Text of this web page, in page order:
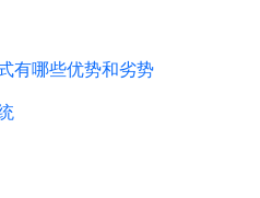
有哪些优势和劣势